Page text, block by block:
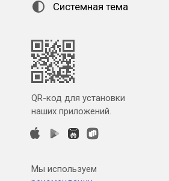
Системная тема
QR-код для установки
наших приложений.
Мы используем